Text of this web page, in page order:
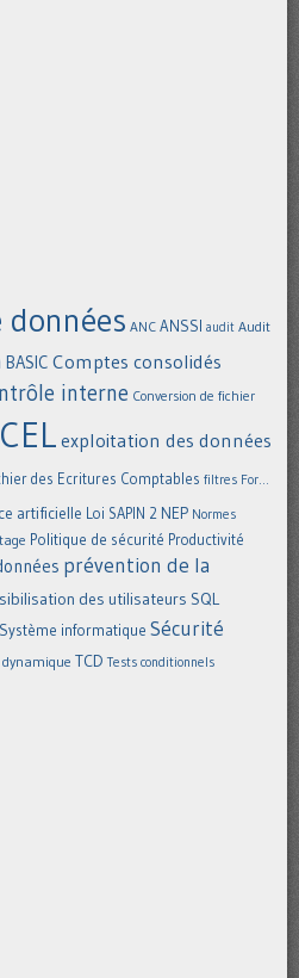
données ANC ANSSI audit Audit
BASIC Comptes consolidés
interne Conversion de fichier
exploitation des données
des Ecritures Comptables filtres For...
artificielle Loi SAPIN 2 NEP Normes
Politique de sécurité Productivité
prévention de la
des utilisateurs SQL
Système informatique Sécurité
TCD Tests conditionnels